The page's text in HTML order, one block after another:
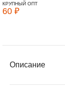
КРУПНЫЙ ОПТ
60 ₽
Описание